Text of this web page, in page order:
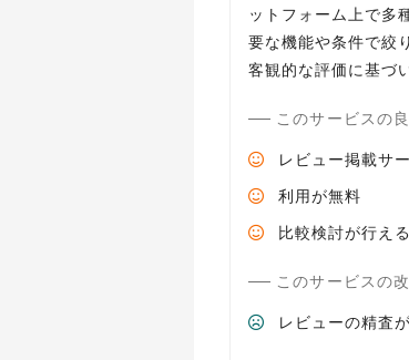
ットフォーム上で多
要な機能や条件で絞
客観的な評価に基づ
このサービスの
レビュー掲載サ
利用が無料
比較検討が行える
このサービスの
レビューの精査